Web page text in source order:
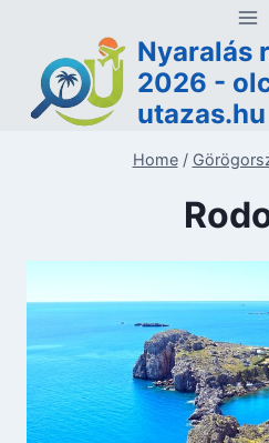
content
Nyaralás
2026 -
utazas.hu
Home /